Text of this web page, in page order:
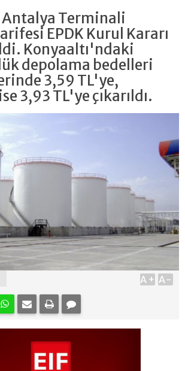
Terminali
EPDK Kurul Kararı
Konyaaltı'ndaki
depolama bedelleri
3,59 TL'ye,
3,93 TL'ye çıkarıldı.
A+ A-